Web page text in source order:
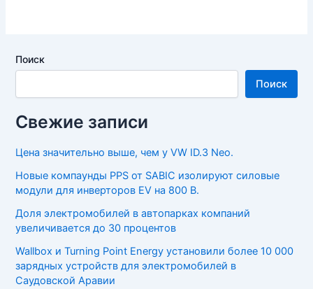
Поиск
Поиск
Свежие записи
Цена значительно выше, чем у VW ID.3 Neo.
Новые компаунды PPS от SABIC изолируют силовые
модули для инверторов EV на 800 В.
Доля электромобилей в автопарках компаний
увеличивается до 30 процентов
Wallbox и Turning Point Energy установили более 10 000
зарядных устройств для электромобилей в
Саудовской Аравии